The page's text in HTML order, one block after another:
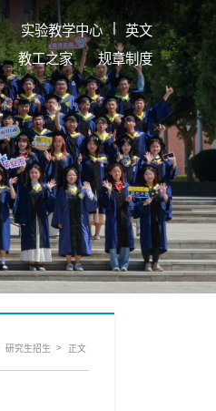
实验教学中心 |
英文
教工之家 规章制度
研究生招生 > 正文